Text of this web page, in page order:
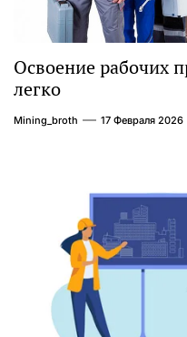
Освоение рабочих
легко
Mining_broth 17 Февраля 2026